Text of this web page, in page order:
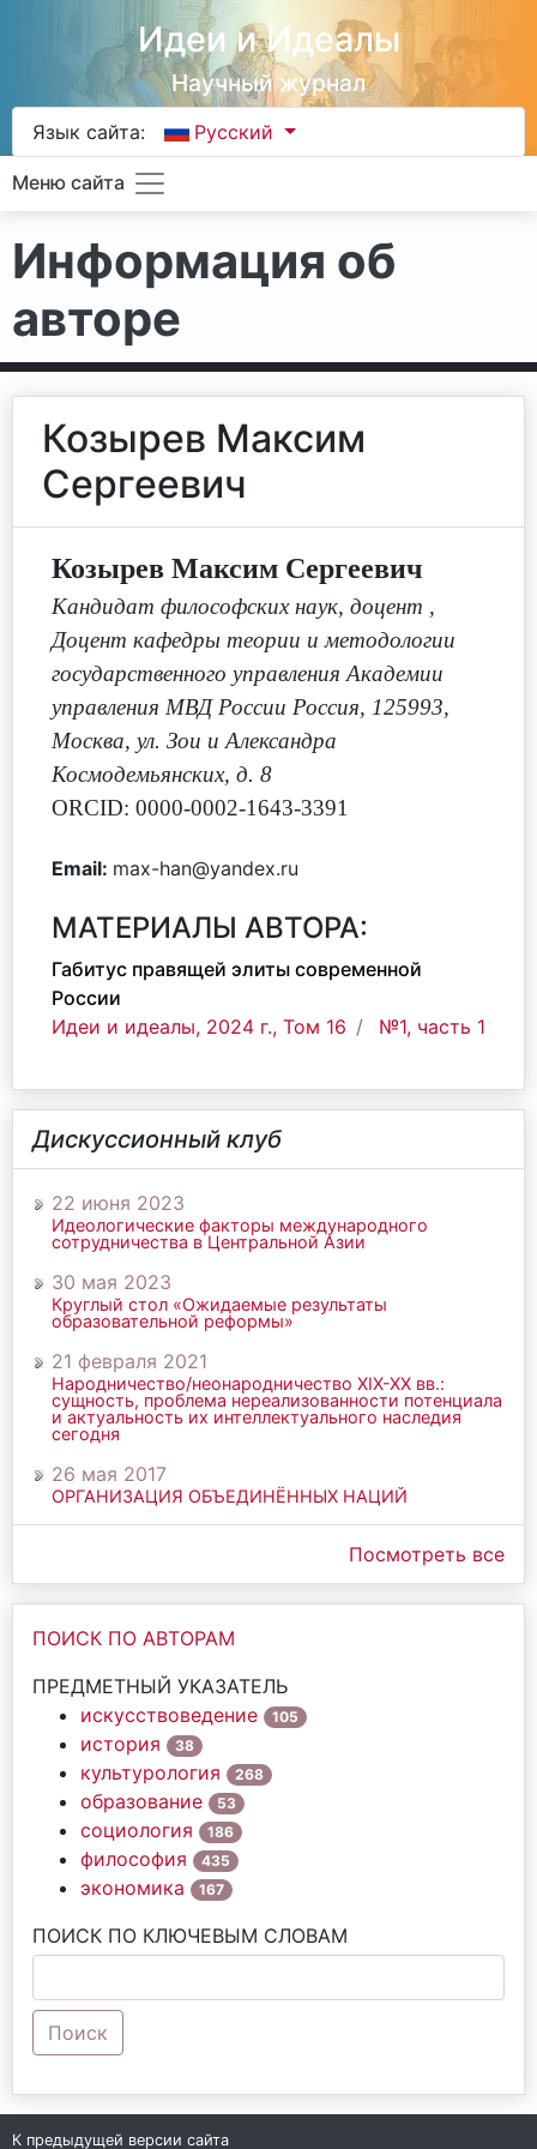
Идеи и Идеалы
Научный журнал
Язык сайта: Русский
Меню сайта
Информация об
авторе
Козырев Максим
Сергеевич
Козырев Максим Сергеевич
Кандидат философских наук, доцент ,
Доцент кафедры теории и методологии
государственного управления Академии
управления МВД России Россия, 125993,
Москва, ул. Зои и Александра
Космодемьянских, д. 8
ORCID: 0000-0002-1643-3391
Email: max-han@yandex.ru
МАТЕРИАЛЫ АВТОРА:
Габитус правящей элиты современной
России
Идеи и идеалы, 2024 г., Том 16
№1, часть 1
Дискуссионный клуб
22 июня 2023
Идеологические факторы международного
сотрудничества в Центральной Азии
30 мая 2023
Круглый стол «Ожидаемые результаты
образовательной реформы»
21 февраля 2021
Народничество/неонародничество ХIХ-ХХ вв.:
сущность, проблема нереализованности потенциала
и актуальность их интеллектуального наследия
сегодня
26 мая 2017
ОРГАНИЗАЦИЯ ОБЪЕДИНЁННЫХ НАЦИЙ
Посмотреть все
ПОИСК ПО АВТОРАМ
ПРЕДМЕТНЫЙ УКАЗАТЕЛЬ
искусствоведение
105
история 38
культурология 268
образование 53
социология 186
философия 435
экономика 167
ПОИСК ПО КЛЮЧЕВЫМ СЛОВАМ
Поиск
К предыдущей версии сайта